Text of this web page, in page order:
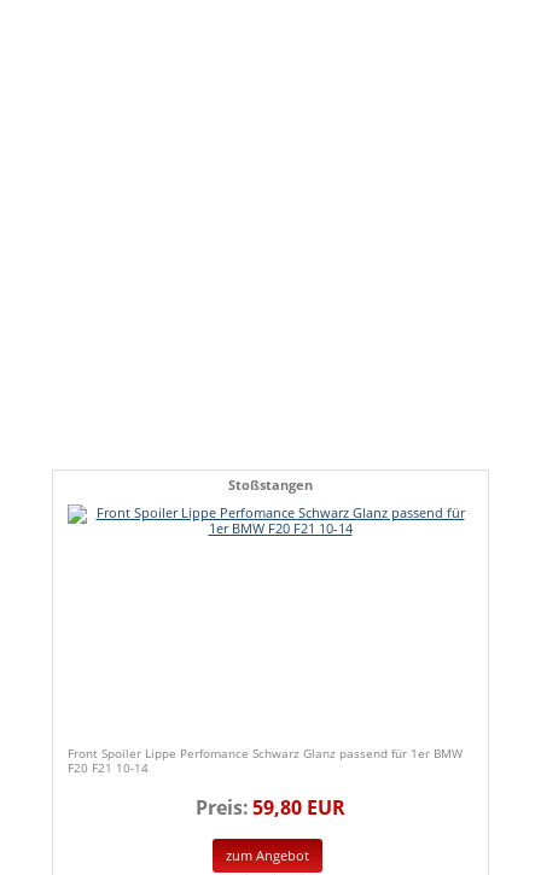
Stoßstangen
Front Spoiler Lippe Perfomance Schwarz Glanz passend für 1er BMW
F20 F21 10-14
Preis:59,80 EUR
zum Angebot